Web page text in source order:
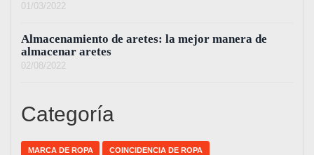
01/03/2022
Almacenamiento de aretes: la mejor manera de
almacenar aretes
02/08/2022
Categoría
MARCA DE ROPA COINCIDENCIA DE ROPA